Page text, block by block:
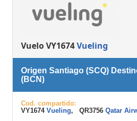
Vuelo VY1674Vueling
Origen Santiago (SCQ)
(BCN)
Cod. compartido:
VY1674 Vueling, QR3756 Qatar